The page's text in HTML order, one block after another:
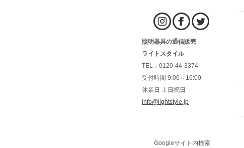
照明器具の通信販売
ライトスタイル
TEL：0120-44-3374
受付時間 9:00～16:00
休業日 土日祝日
info@lightstyle.jp
Googleサイト内検索